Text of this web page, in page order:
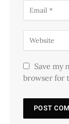
Save my
browser for